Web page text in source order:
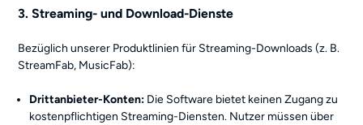
3. Streaming- und Download-Dienste
Bezüglich unserer Produktlinien für Streaming-Downloads (z. B.
StreamFab, MusicFab):
Drittanbieter-Konten: Die Software bietet keinen Zugang zu
kostenpflichtigen Streaming-Diensten. Nutzer müssen über